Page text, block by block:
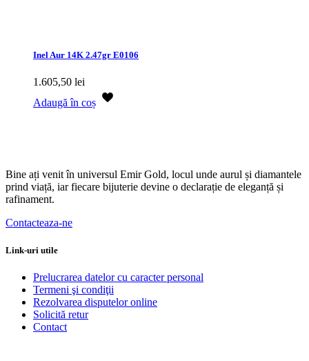
Inel Aur 14K 2.47gr E0106
1.605,50 lei
Adaugă în coș
Bine ați venit în universul Emir Gold, locul unde aurul și diamantele
prind viață, iar fiecare bijuterie devine o declarație de eleganță și
rafinament.
Contacteaza-ne
Link-uri utile
Prelucrarea datelor cu caracter personal
Termeni şi condiţii
Rezolvarea disputelor online
Solicită retur
Contact